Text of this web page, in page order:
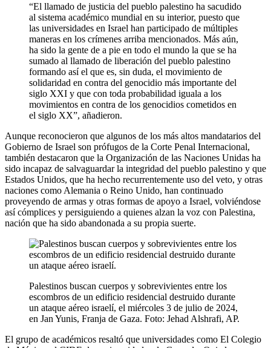
“El llamado de justicia del pueblo palestino ha sacudido
al sistema académico mundial en su interior, puesto que
las universidades en Israel han participado de múltiples
maneras en los crímenes arriba mencionados. Más aún,
ha sido la gente de a pie en todo el mundo la que se ha
sumado al llamado de liberación del pueblo palestino
formando así el que es, sin duda, el movimiento de
solidaridad en contra del genocidio más importante del
siglo XXI y que con toda probabilidad iguala a los
movimientos en contra de los genocidios cometidos en
el siglo XX”, añadieron.
Aunque reconocieron que algunos de los más altos mandatarios del
Gobierno de Israel son prófugos de la Corte Penal Internacional,
también destacaron que la Organización de las Naciones Unidas ha
sido incapaz de salvaguardar la integridad del pueblo palestino y que
Estados Unidos, que ha hecho recurrentemente uso del veto, y otras
naciones como Alemania o Reino Unido, han continuado
proveyendo de armas y otras formas de apoyo a Israel, volviéndose
así cómplices y persiguiendo a quienes alzan la voz con Palestina,
nación que ha sido abandonada a su propia suerte.
Palestinos buscan cuerpos y sobrevivientes entre los
escombros de un edificio residencial destruido durante
un ataque aéreo israelí, el miércoles 3 de julio de 2024,
en Jan Yunis, Franja de Gaza. Foto: Jehad Alshrafi, AP.
El grupo de académicos resaltó que universidades como El Colegio